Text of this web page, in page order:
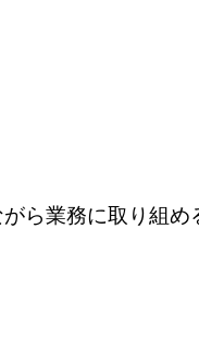
ら業務に取り組め